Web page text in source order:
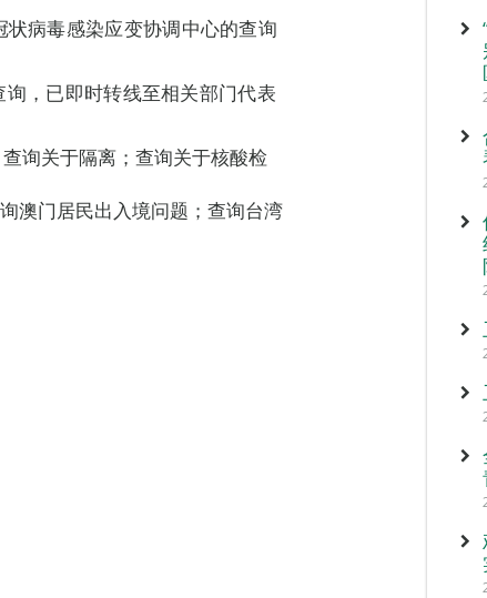
病毒感染应变协调中心的查询
，已即时转线至相关部门代表
询关于隔离；查询关于核酸检
澳门居民出入境问题；查询台湾